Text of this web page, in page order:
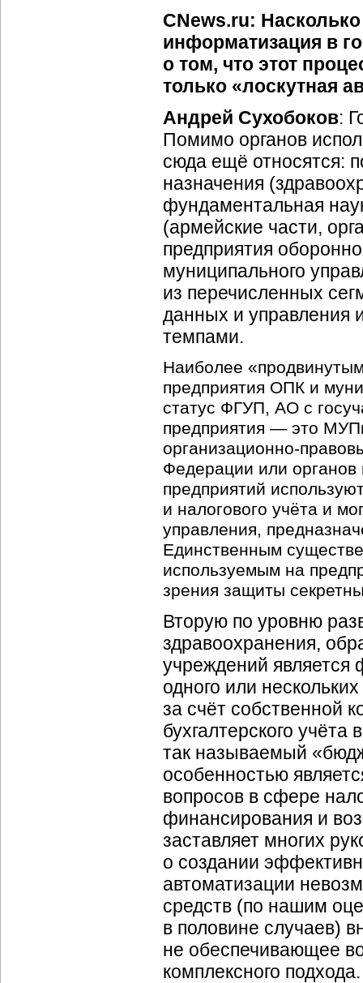
CNews.ru:
информатизация в
о том, что этот
только «лоскутная
Андрей Сухобоков:
Помимо органов
сюда ещё относятся:
назначения
фундаментальная
(армейские части,
предприятия
муниципального
из перечисленных
данных и управления
темпами.
Наиболее
предприятия ОПК и
статус ФГУП, АО с
предприятия — это
организационно-
Федерации или
предприятий
и налогового учёта и
управления,
Единственным
используемым на
зрения защиты
Вторую по уровню
здравоохранения,
учреждений является
одного или
за счёт собственной
бухгалтерского
так называемый
особенностью
вопросов в сфере
финансирования и
заставляет многих
о создании
автоматизации
средств (по нашим
в половине случаев)
не обеспечивающее
комплексного подхода.